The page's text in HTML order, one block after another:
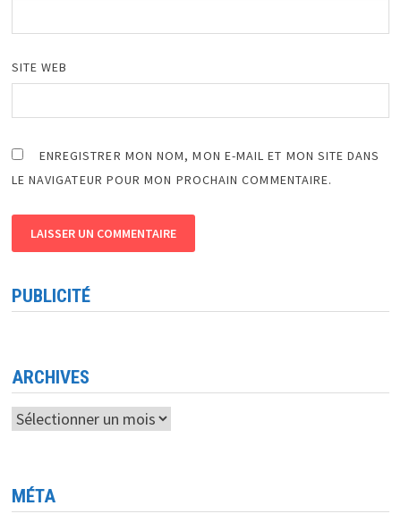
SITE WEB
ENREGISTRER MON NOM, MON E-MAIL ET MON SITE DANS
LE NAVIGATEUR POUR MON PROCHAIN COMMENTAIRE.
PUBLICITÉ
ARCHIVES
Archives
MÉTA